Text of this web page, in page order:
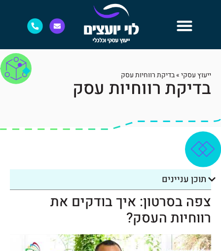
ייעוץ עסקי»בדיקת רווחיות עסק
בדיקת רווחיות עסק
תוכן עניינים
צפה בסרטון: איך בודקים את
רווחיות העסק?